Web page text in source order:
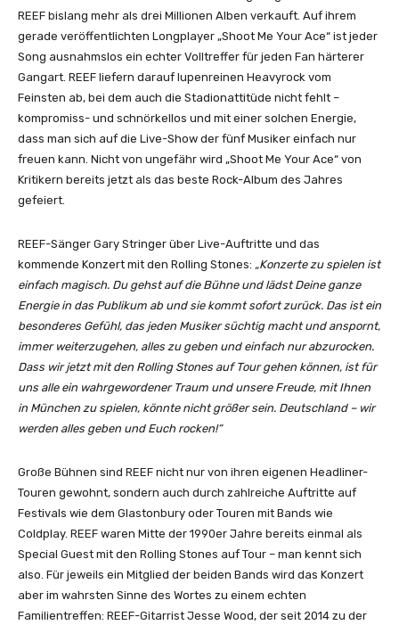
REEF bislang mehr als drei Millionen Alben verkauft. Auf ihrem
gerade veröffentlichten Longplayer „Shoot Me Your Ace“ ist jeder
Song ausnahmslos ein echter Volltreffer für jeden Fan härterer
Gangart. REEF liefern darauf lupenreinen Heavyrock vom
Feinsten ab, bei dem auch die Stadionattitüde nicht fehlt –
kompromiss- und schnörkellos und mit einer solchen Energie,
dass man sich auf die Live-Show der fünf Musiker einfach nur
freuen kann. Nicht von ungefähr wird „Shoot Me Your Ace“ von
Kritikern bereits jetzt als das beste Rock-Album des Jahres
gefeiert.
REEF-Sänger Gary Stringer über Live-Auftritte und das
kommende Konzert mit den Rolling Stones: „Konzerte zu spielen ist
einfach magisch. Du gehst auf die Bühne und lädst Deine ganze
Energie in das Publikum ab und sie kommt sofort zurück. Das ist ein
besonderes Gefühl, das jeden Musiker süchtig macht und anspornt,
immer weiterzugehen, alles zu geben und einfach nur abzurocken.
Dass wir jetzt mit den Rolling Stones auf Tour gehen können, ist für
uns alle ein wahrgewordener Traum und unsere Freude, mit Ihnen
in München zu spielen, könnte nicht größer sein. Deutschland – wir
werden alles geben und Euch rocken!“
Große Bühnen sind REEF nicht nur von ihren eigenen Headliner-
Touren gewohnt, sondern auch durch zahlreiche Auftritte auf
Festivals wie dem Glastonbury oder Touren mit Bands wie
Coldplay. REEF waren Mitte der 1990er Jahre bereits einmal als
Special Guest mit den Rolling Stones auf Tour – man kennt sich
also. Für jeweils ein Mitglied der beiden Bands wird das Konzert
aber im wahrsten Sinne des Wortes zu einem echten
Familientreffen: REEF-Gitarrist Jesse Wood, der seit 2014 zu der